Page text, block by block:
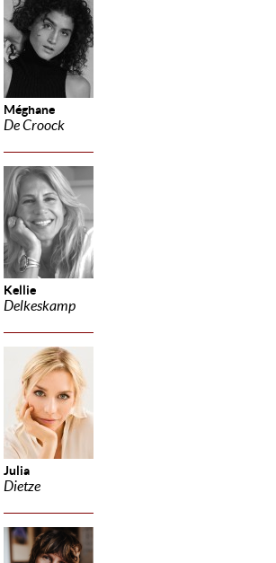
Méghane
De Croock
Kellie
Delkeskamp
Julia
Dietze